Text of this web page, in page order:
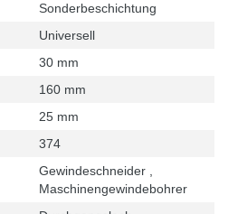
Sonderbeschichtung
Universell
30 mm
160 mm
25 mm
374
Gewindeschneider ,
Maschinengewindebohrer